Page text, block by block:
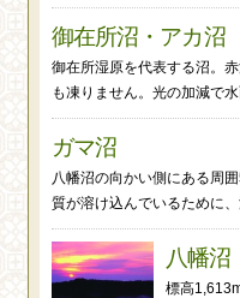
御在所沼・アカ沼
御在所湿原を代表する沼。
も凍りません。光の加減で
ガマ沼
八幡沼の向かい側にある周
質が溶け込んでいるために
八幡沼
標高